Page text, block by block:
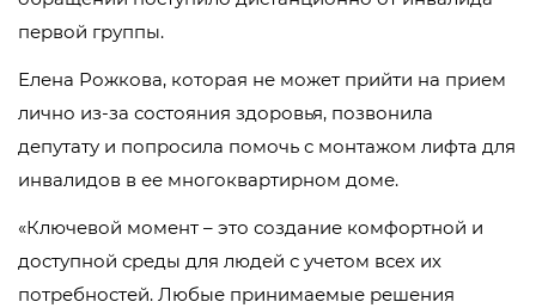
первой группы.
Елена Рожкова, которая не может прийти на прием
лично из-за состояния здоровья, позвонила
депутату и попросила помочь с монтажом лифта для
инвалидов в ее многоквартирном доме.
«Ключевой момент – это создание комфортной и
доступной среды для людей с учетом всех их
потребностей. Любые принимаемые решения